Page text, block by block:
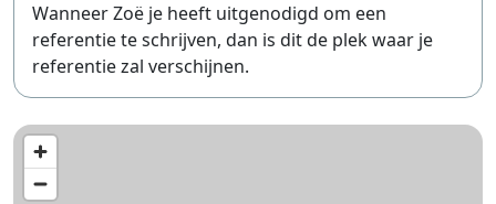
Wanneer Zoë je heeft uitgenodigd om een
referentie te schrijven, dan is dit de plek waar je
referentie zal verschijnen.